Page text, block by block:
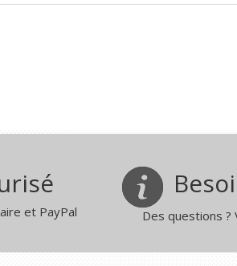
et PayPal Des questions ?